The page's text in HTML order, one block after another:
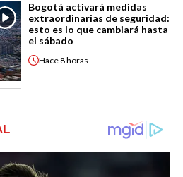
Bogotá activará medidas
extraordinarias de seguridad:
esto es lo que cambiará hasta
el sábado
Hace8 horas